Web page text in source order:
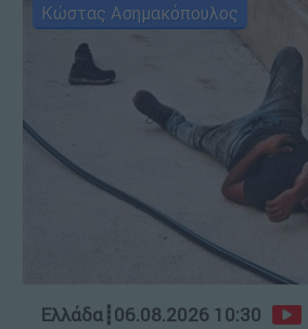
Κώστας Ασημακόπουλος
Ελλάδα┋06.08.2026 10:30